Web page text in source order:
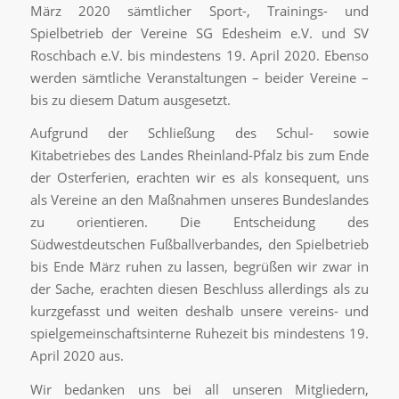
März 2020 sämtlicher Sport-, Trainings- und
Spielbetrieb der Vereine SG Edesheim e.V. und SV
Roschbach e.V. bis mindestens 19. April 2020. Ebenso
werden sämtliche Veranstaltungen – beider Vereine –
bis zu diesem Datum ausgesetzt.
Aufgrund der Schließung des Schul- sowie
Kitabetriebes des Landes Rheinland-Pfalz bis zum Ende
der Osterferien, erachten wir es als konsequent, uns
als Vereine an den Maßnahmen unseres Bundeslandes
zu orientieren. Die Entscheidung des
Südwestdeutschen Fußballverbandes, den Spielbetrieb
bis Ende März ruhen zu lassen, begrüßen wir zwar in
der Sache, erachten diesen Beschluss allerdings als zu
kurzgefasst und weiten deshalb unsere vereins- und
spielgemeinschaftsinterne Ruhezeit bis mindestens 19.
April 2020 aus.
Wir bedanken uns bei all unseren Mitgliedern,